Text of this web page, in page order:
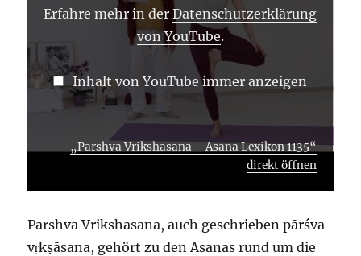
Erfahre mehr in derDatenschutzerklärung
von YouTube.
Inhalt von YouTube immer anzeigen
„Parshva Vrikshasana – Asana Lexikon 1135“
direkt öffnen
Parshva Vrikshasana, auch geschrieben pārśva-
vṛkṣāsana, gehört zu den Asanas rund um die